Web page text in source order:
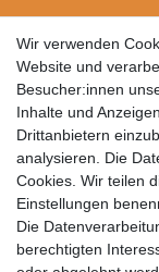
Wir verwenden
Website und
Besucher:innen
Inhalte und
Drittanbietern
analysieren. Die
Cookies. Wir teilen
Einstellungen
Die
berechtigten